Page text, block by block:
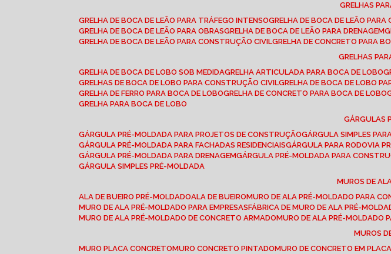
GRELHAS
GRELHA DE BOCA DE LEÃO PARA TRÁFEGO INTENSO
GRELHA DE BOCA DE LEÃO
GRELHA DE BOCA DE LEÃO PARA OBRAS
GRELHA DE BOCA DE LEÃO PARA DRENAGEM
GRELHA DE BOCA DE LEÃO PARA CONSTRUÇÃO CIVIL
GRELHA DE CONCRETO PARA
GRELHAS
GRELHA DE BOCA DE LOBO SOB MEDIDA
GRELHA ARTICULADA PARA BOCA DE LOBO
GRELHAS DE BOCA DE LOBO PARA CONSTRUÇÃO CIVIL
GRELHA DE BOCA DE LOBO
GRELHA DE FERRO PARA BOCA DE LOBO
GRELHA DE CONCRETO PARA BOCA DE LOBO
GRELHA PARA BOCA DE LOBO
GÁRGULAS
GÁRGULA PRÉ-MOLDADA PARA PROJETOS DE CONSTRUÇÃO
GÁRGULA SIMPLES
GÁRGULA PRÉ-MOLDADA PARA FACHADAS RESIDENCIAIS
GÁRGULA PARA RODOVIA
GÁRGULA PRÉ-MOLDADA PARA DRENAGEM
GÁRGULA PRÉ-MOLDADA PARA
GÁRGULA SIMPLES PRÉ-MOLDADA
MUROS DE
ALA DE BUEIRO PRÉ-MOLDADO ALA DE BUEIRO MURO DE ALA PRÉ-MOLDADO PARA
MURO DE ALA PRÉ-MOLDADO PARA EMPRESAS FÁBRICA DE MURO DE ALA PRÉ-
MURO DE ALA PRÉ-MOLDADO DE CONCRETO ARMADO
MURO DE ALA PRÉ-MOLDADO
MUROS
MURO PLACA CONCRETO
MURO CONCRETO PINTADO MURO DE CONCRETO EM